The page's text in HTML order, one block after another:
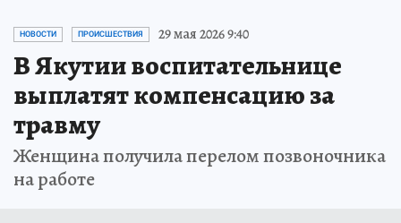
НОВОСТИ ПРОИСШЕСТВИЯ 29 мая 2026 9:40
В Якутии воспитательнице
выплатят компенсацию за
травму
Женщина получила перелом позвоночника
на работе